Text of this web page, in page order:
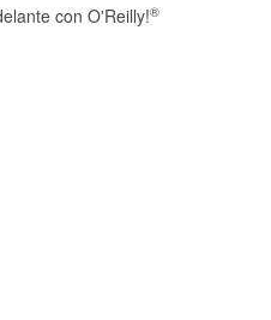
con O'Reilly!®